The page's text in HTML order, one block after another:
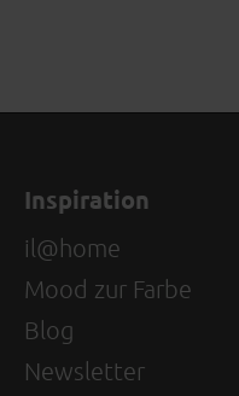
Inspiration
il@home
Mood zur Farbe
Blog
Newsletter